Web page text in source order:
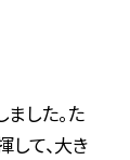
ました。た
て、大き